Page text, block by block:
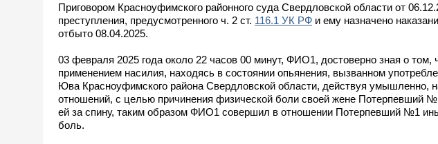
Приговором Красноуфимского районного суда Свердловской области от
преступления, предусмотренного ч. 2 ст. 116.1 УК РФ и ему назначено
отбыто 08.04.2025.
03 февраля 2025 года около 22 часов 00 минут, ФИО1, достоверно зная о
применением насилия, находясь в состоянии опьянения, вызванном
Юва Красноуфимского района Свердловской области, действуя умышленно,
отношений, с целью причинения физической боли своей жене Потерпевший
ей за спину, таким образом ФИО1 совершил в отношении Потерпевший №1
боль.